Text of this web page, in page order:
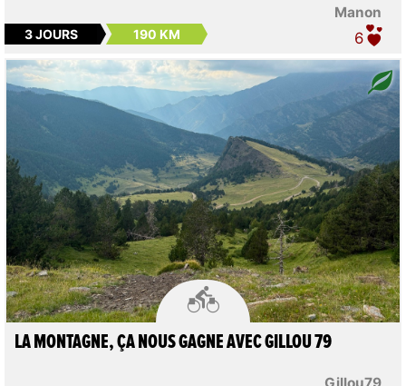
Manon
3 JOURS 190 KM 6

LA MONTAGNE, ÇA NOUS GAGNE AVEC GILLOU 79